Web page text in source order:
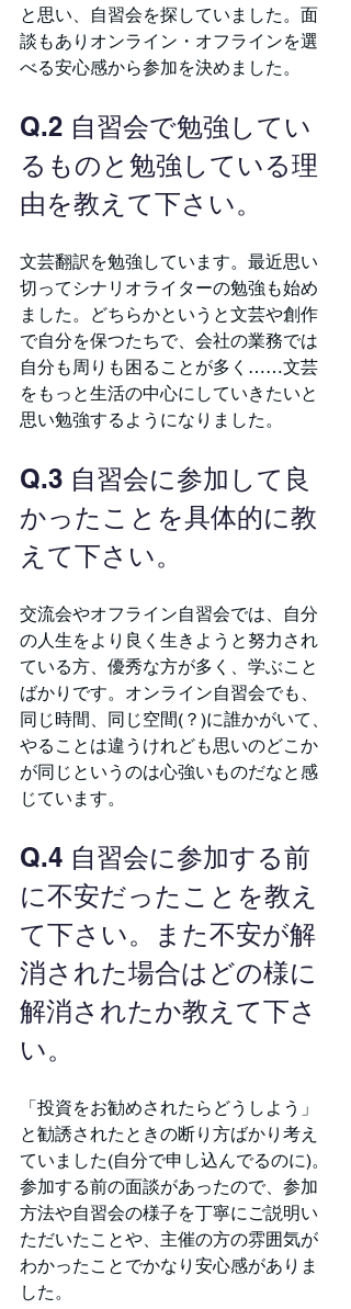
と思い、自習会を探していました。面
談もありオンライン・オフラインを選
べる安心感から参加を決めました。
Q.2 自習会で勉強してい
るものと勉強している理
由を教えて下さい。
文芸翻訳を勉強しています。最近思い
切ってシナリオライターの勉強も始め
ました。どちらかというと文芸や創作
で自分を保つたちで、会社の業務では
自分も周りも困ることが多く……文芸
をもっと生活の中心にしていきたいと
思い勉強するようになりました。
Q.3 自習会に参加して良
かったことを具体的に教
えて下さい。
交流会やオフライン自習会では、自分
の人生をより良く生きようと努力され
ている方、優秀な方が多く、学ぶこと
ばかりです。オンライン自習会でも、
同じ時間、同じ空間(？)に誰かがいて、
やることは違うけれども思いのどこか
が同じというのは心強いものだなと感
じています。
Q.4 自習会に参加する前
に不安だったことを教え
て下さい。また不安が解
消された場合はどの様に
解消されたか教えて下さ
い。
「投資をお勧めされたらどうしよう」
と勧誘されたときの断り方ばかり考え
ていました(自分で申し込んでるのに)。
参加する前の面談があったので、参加
方法や自習会の様子を丁寧にご説明い
ただいたことや、主催の方の雰囲気が
わかったことでかなり安心感がありま
した。